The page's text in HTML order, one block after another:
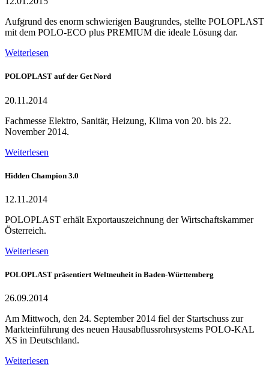
Aufgrund des enorm schwierigen Baugrundes, stellte POLOPLAST
mit dem POLO-ECO plus PREMIUM die ideale Lösung dar.
Weiterlesen
POLOPLAST auf der Get Nord
20.11.2014
Fachmesse Elektro, Sanitär, Heizung, Klima von 20. bis 22.
November 2014.
Weiterlesen
Hidden Champion 3.0
12.11.2014
POLOPLAST erhält Exportauszeichnung der Wirtschaftskammer
Österreich.
Weiterlesen
POLOPLAST präsentiert Weltneuheit in Baden-Württemberg
26.09.2014
Am Mittwoch, den 24. September 2014 fiel der Startschuss zur
Markteinführung des neuen Hausabflussrohrsystems POLO-KAL
XS in Deutschland.
Weiterlesen